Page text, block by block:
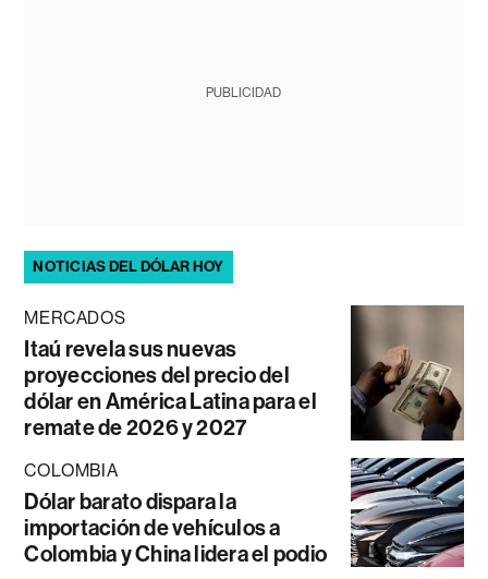
PUBLICIDAD
NOTICIAS DEL DÓLAR HOY
MERCADOS
Itaú revela sus nuevas
proyecciones del precio del
dólar en América Latina para el
remate de 2026 y 2027
COLOMBIA
Dólar barato dispara la
importación de vehículos a
Colombia y China lidera el podio